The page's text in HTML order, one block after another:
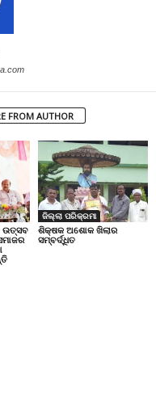
FROM AUTHOR
ଉତ୍ସବ
ଜିଲ୍ଲା ପରିକ୍ରମା
ଶିକ୍ଷକ ଅଶୋକ ଖିଲାର
ସମ୍ବର୍ଦ୍ଧିତ